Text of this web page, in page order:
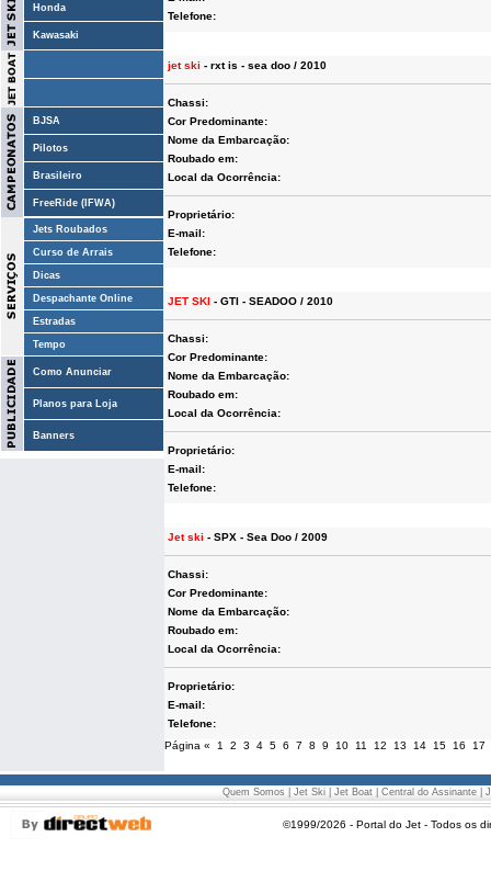
Honda
Kawasaki
BJSA
Pilotos
Brasileiro
FreeRide (IFWA)
Jets Roubados
Curso de Arrais
Dicas
Despachante Online
Estradas
Tempo
Como Anunciar
Planos para Loja
Banners
Telefone:
jet ski - rxt is - sea doo / 2010
Chassi:
Cor Predominante:
Nome da Embarcação:
Roubado em:
Local da Ocorrência:
Proprietário:
E-mail:
Telefone:
JET SKI - GTI - SEADOO / 2010
Chassi:
Cor Predominante:
Nome da Embarcação:
Roubado em:
Local da Ocorrência:
Proprietário:
E-mail:
Telefone:
Jet ski - SPX - Sea Doo / 2009
Chassi:
Cor Predominante:
Nome da Embarcação:
Roubado em:
Local da Ocorrência:
Proprietário:
E-mail:
Telefone:
Página « 1 2 3 4 5 6 7 8 9 10 11 12 13 14 15 16 17
Quem Somos Jet Ski Jet Boat Central do Assinante
©1999/2026 - Portal do Jet - Todos os